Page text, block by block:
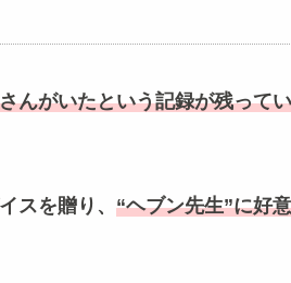
んがいたという記録が残って
スを贈り、 “ヘブン先生”に好